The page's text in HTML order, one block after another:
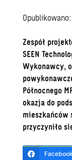
Zespół
SEEN
Wykonawcy,
Północnego
okazja do
mieszkańców
przyczyniło